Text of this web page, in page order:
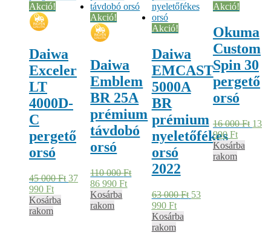
Akció!
Daiwa
Exceler
LT
4000D-
C
pergető
orsó
45 000Ft 37
990 Ft
Kosárba
rakom
Akció!
Daiwa
Emblem
BR 25A
prémium
távdobó
orsó
110 000Ft
86 990Ft
Kosárba
rakom
Akció!
Daiwa
EMCAST
5000A
BR
prémium
nyeletőfékes
orsó
2022
63 000Ft 53
990 Ft
Kosárba
rakom
Akció!
Okuma
Custom
Spin 30
pergető
orsó
16 000Ft 13
990 Ft
Kosárba
rakom